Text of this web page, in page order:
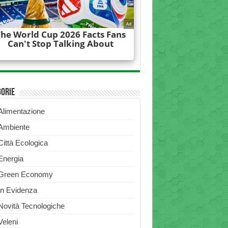
Ecologica
Economy
Evidenza
Tecnologiche